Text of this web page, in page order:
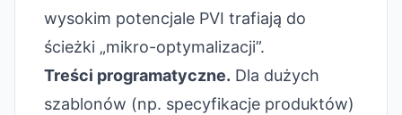
wysokim potencjale PVI trafiają do
ścieżki „mikro-optymalizacji”.
Treści programatyczne. Dla dużych
szablonów (np. specyfikacje produktów)